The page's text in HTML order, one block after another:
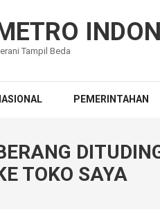
Tampil Beda
PEMERINTAHAN
TOKO SAYA